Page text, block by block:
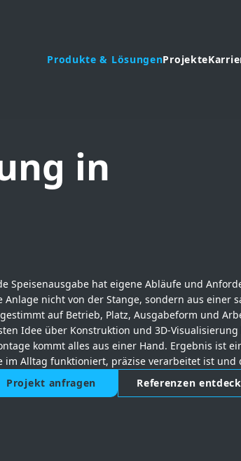
Produkte & LösungenProjekte
in
Speisenausgabe hat eigene Abläufe und
Anlage nicht von der Stange, sondern aus einer
auf Betrieb, Platz, Ausgabeform und
Idee über Konstruktion und 3D-
kommt alles aus einer Hand. Ergebnis ist
im Alltag funktioniert, präzise verarbeitet ist und
Projekt anfragen
Referenzen